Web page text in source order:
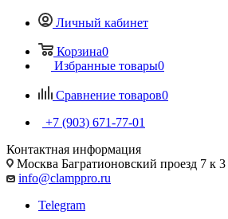
Личный кабинет
Корзина0
Избранные товары0
Сравнение товаров0
+7 (903) 671-77-01
Контактная информация
Москва Багратионовский проезд 7 к
info@clamppro.ru
Telegram